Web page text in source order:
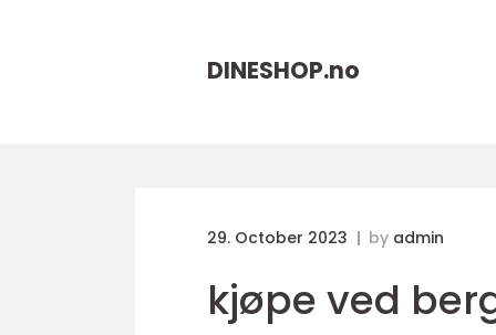
DINESHOP.no
29. October 2023 by admin
kjøpe ved